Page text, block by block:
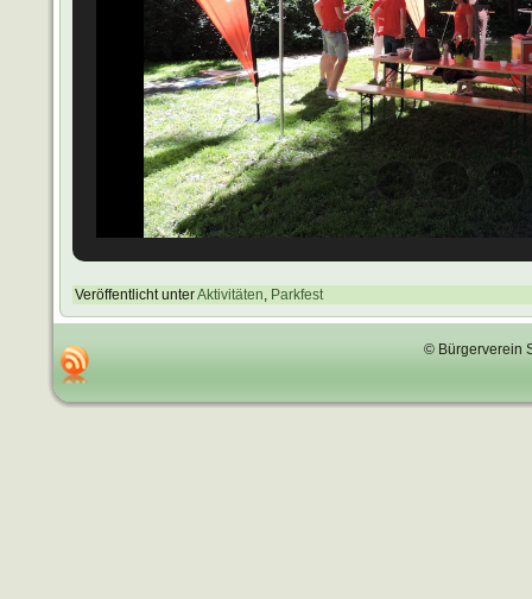
Veröffentlicht unterAktivitäten Parkfest
© Bürgerverein